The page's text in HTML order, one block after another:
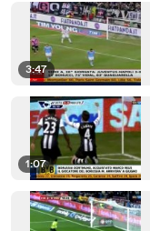
3:47
1:07